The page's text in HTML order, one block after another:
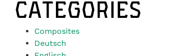
Composites
Deutsch
Englisch